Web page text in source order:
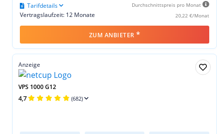
Durchschnittspreis pro Monat
20,22 €/Monat
Vertragslaufzeit: 12 Monate
Tarifdetails
ZUM ANBIETER *
Anzeige
VPS 1000 G12
4,7 (682)